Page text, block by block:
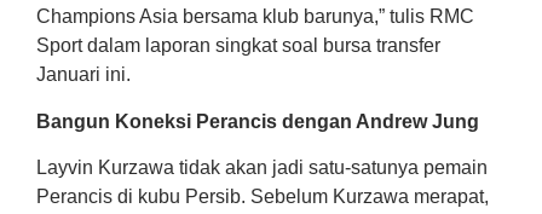
Champions Asia bersama klub barunya,” tulis RMC
Sport dalam laporan singkat soal bursa transfer
Januari ini.
Bangun Koneksi Perancis dengan Andrew Jung
Layvin Kurzawa tidak akan jadi satu-satunya pemain
Perancis di kubu Persib. Sebelum Kurzawa merapat,